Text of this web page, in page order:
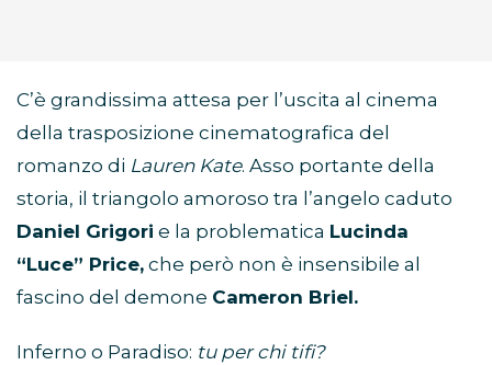
C’è grandissima attesa per l’uscita al cinema
della trasposizione cinematografica del
romanzo di Lauren Kate. Asso portante della
storia, il triangolo amoroso tra l’angelo caduto
Daniel Grigori e la problematica Lucinda
“Luce” Price, che però non è insensibile al
fascino del demone Cameron Briel.
Inferno o Paradiso: tu per chi tifi?